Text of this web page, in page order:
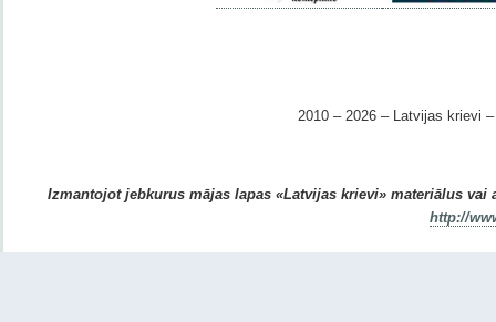
2010 – 2026 – Latvijas krievi –
Izmantojot jebkurus mājas lapas «Latvijas krievi» materiālus
http://